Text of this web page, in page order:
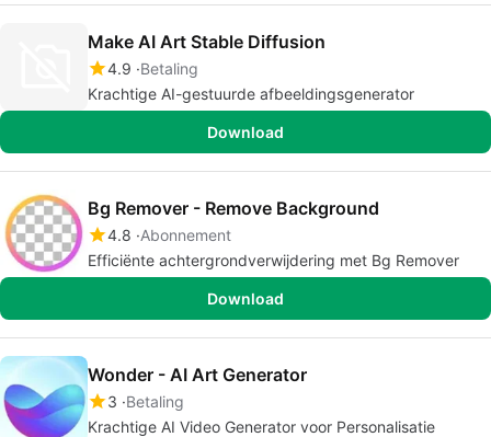
Make AI Art Stable Diffusion
4.9 Betaling
Krachtige AI-gestuurde afbeeldingsgenerator
Download
Bg Remover - Remove Background
4.8 Abonnement
Efficiënte achtergrondverwijdering met Bg Remover
Download
Wonder - AI Art Generator
3 Betaling
Krachtige AI Video Generator voor Personalisatie